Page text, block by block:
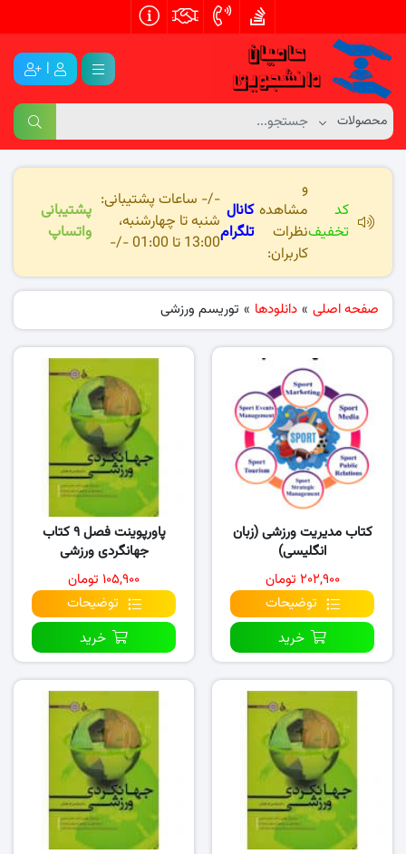
|
کد
تخفیف
و
مشاهده
نظرات
کاربران:
کانال
تلگرام
-/- ساعات پشتیبانی:
شنبه تا چهارشنبه،
13:00 تا 01:00 -/-
پشتیبانی
واتساپ
صفحه اصلی » دانلودها » توریسم ورزشی
کتاب مدیریت ورزشی (زبان
انگلیسی)
۲۰۲,۹۰۰ تومان
توضیحات
خرید
پاورپوینت فصل ۹ کتاب
جهانگردی ورزشی
۱۰۵,۹۰۰ تومان
توضیحات
خرید